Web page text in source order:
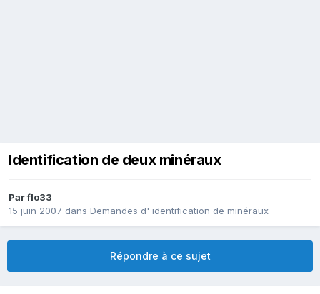
Identification de deux minéraux
Parflo33
15 juin 2007 dans Demandes d' identification de minéraux
Répondre à ce sujet